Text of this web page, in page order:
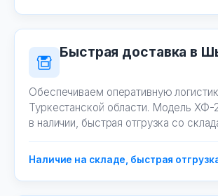
Быстрая доставка в
Обеспечиваем оперативную
Туркестанской области. Модель ХФ-
в наличии, быстрая отгрузка со
Наличие на складе, быстрая